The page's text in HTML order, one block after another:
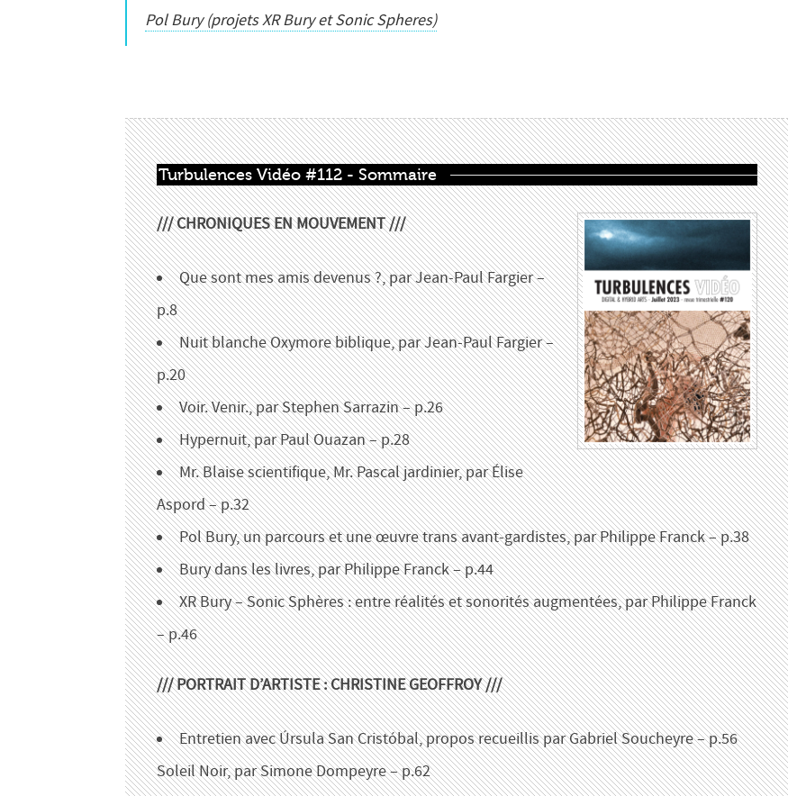
Pol Bury (projets XR Bury et Sonic Spheres)
Turbulences Vidéo #112 - Sommaire
/// CHRONIQUES EN MOUVEMENT ///
Que sont mes amis devenus ?, par Jean-Paul Fargier –
p.8
Nuit blanche Oxymore biblique, par Jean-Paul Fargier –
p.20
Voir. Venir., par Stephen Sarrazin – p.26
Hypernuit, par Paul Ouazan – p.28
Mr. Blaise scientifique, Mr. Pascal jardinier, par Élise
Aspord – p.32
Pol Bury, un parcours et une œuvre trans avant-gardistes, par Philippe Franck – p.38
Bury dans les livres, par Philippe Franck – p.44
XR Bury – Sonic Sphères : entre réalités et sonorités augmentées, par Philippe Franck
– p.46
/// PORTRAIT D’ARTISTE : CHRISTINE GEOFFROY ///
Entretien avec Úrsula San Cristóbal, propos recueillis par Gabriel Soucheyre – p.56
Soleil Noir, par Simone Dompeyre – p.62